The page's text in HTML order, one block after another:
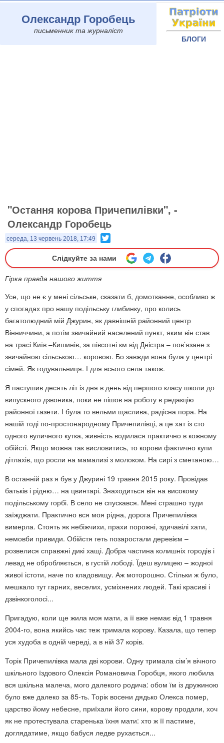
Олександр Горобець
письменник та журналіст
БЛОГИ
"Остання корова Причепилівки", -
Олександр Горобець
середа, 13 червень 2018, 17:49
Слідкуйте за нами
Гірка правда нашого життя
Усе, що не є у мені сільське, сказати б, домотканне, особливо ж
у спогадах про нашу подільську глибинку, про колись
багатолюдний мій Джурин, як давнішній районний центр
Вінниччини, а потім звичайний населений пункт, яким він став
на трасі Київ –Кишинів, за півсотні км від Дністра – пов’язане з
звичайною сільською… коровою. Бо завжди вона була у центрі
сімей. Як годувальниця. І для всього села також.
Я пастушив десять літ із дня в день від першого класу школи до
випускного дзвоника, поки не пішов на роботу в редакцію
районної газети. І була то вельми щаслива, радісна пора. На
нашій тоді по-простонародному Причепилівці, а це хат із сто
одного вуличного кутка, живність водилася практично в кожному
обійсті. Якщо можна так висловитись, то корови фактично купи
дітлахів, що росли на мамализі з молоком. На сирі з сметаною…
В останній раз я був у Джурині 19 травня 2015 року. Провідав
батьків і рідню… на цвинтарі. Знаходиться він на високому
подільському горбі. В село не спускався. Мені страшно туди
заїжджати. Практично вся моя рідна, дорога Причепилівка
вимерла. Стоять як небіжчихи, прахи порожні, здичавілі хати,
немовби привиди. Обійстя геть позаростали деревієм –
розвелися справжні дикі хащі. Добра частина колишніх городів і
левад не обробляється, в густій лободі. Їдеш вулицею – жодної
живої істоти, наче по кладовищу. Аж моторошно. Стільки ж було,
мешкало тут гарних, веселих, усміхнених людей. Такі красиві і
дзвінкоголосі...
Пригадую, коли ще жила моя мати, а її вже немає від 1 травня
2004-го, вона якийсь час теж тримала корову. Казала, що тепер
уся худоба в одній череді, а в ній 37 корів.
Торік Причепилівка мала дві корови. Одну тримала сім’я вічного
шкільного їздового Олексія Романовича Горобця, якого любила
вся шкільна малеча, мого далекого родича: обом їм із дружиною
було вже далеко за 85-ть. Торік восени дядько Олекса помер,
царство йому небесне, приїхали його сини, корову продали, хоч
як не протестувала старенька їхня мати: хто ж її пастиме,
доглядатиме, якщо бабуся ледве рухається...